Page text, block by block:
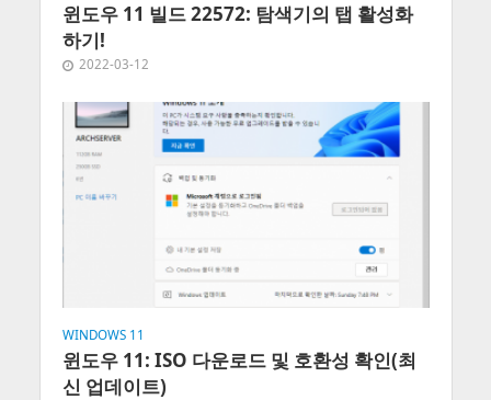
윈도우 11 빌드 22572: 탐색기의 탭 활성화
하기!
2022-03-12
WINDOWS 11
윈도우 11: ISO 다운로드 및 호환성 확인(최
신 업데이트)